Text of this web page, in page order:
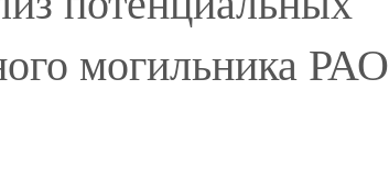
могильника РАО